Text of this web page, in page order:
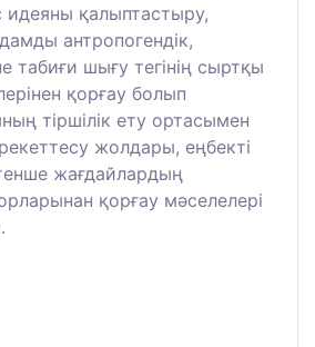
идеяны қалыптастыру,
антропогендік,
табиғи шығу тегінің сыртқы
қорғау болып
тіршілік ету ортасымен
жолдары, еңбекті
жағдайлардың
қорғау мәселелері